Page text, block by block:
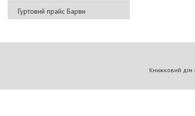
Гуртовий прайс Барви